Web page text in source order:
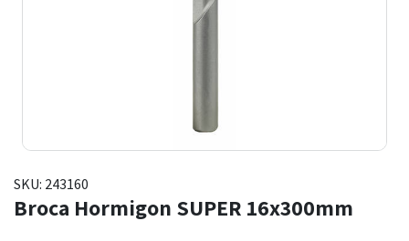
SKU: 243160
Broca Hormigon SUPER 16x300mm